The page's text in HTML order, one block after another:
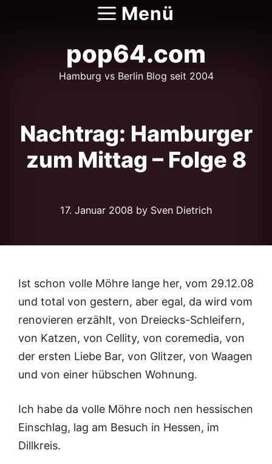
Menü
pop64.com
Hamburg vs Berlin Blog seit 2004
Nachtrag: Hamburger
zum Mittag – Folge 8
17. Januar 2008 by Sven Dietrich
Ist schon volle Möhre lange her, vom 29.12.08
und total von gestern, aber egal, da wird vom
renovieren erzählt, von Dreiecks-Schleifern,
von Katzen, von Cellity, von coremedia, von
der ersten Liebe Bar, von Glitzer, von Waagen
und von einer hübschen Wohnung.
Ich habe da volle Möhre noch nen hessischen
Einschlag, lag am Besuch in Hessen, im
Dillkreis.